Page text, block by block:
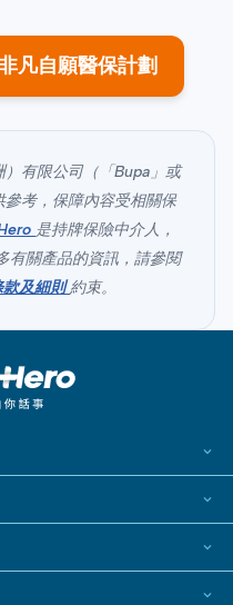
凡自願醫保計劃
有限公司（「Bupa」或
參考，保障內容受相關保
是持牌保險中介人，
有關產品的資訊，請參閱
款及細則約束。